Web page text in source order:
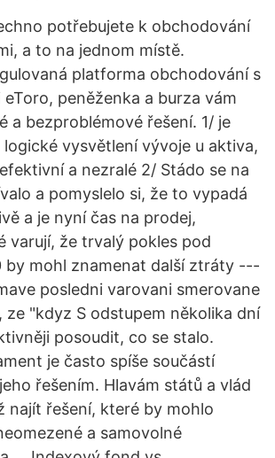
potřebujete k obchodování
a to na jednom místě.
platforma obchodování s
peněženka a burza vám
a bezproblémové řešení. 1/ je
vysvětlení vývoje u aktiva,
a nezralé 2/ Stádo se na
a pomyslelo si, že to vypadá
a je nyní čas na prodej,
varují, že trvalý pokles pod
by mohl znamenat další ztráty ---
posledni varovani smerovane
ze "kdyz S odstupem několika dní
posoudit, co se stalo.
je často spíše součástí
řešením. Hlavám států a vlád
najít řešení, které by mohlo
a samovolné